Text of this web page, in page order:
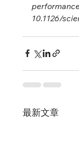
10.1126/
最新文章